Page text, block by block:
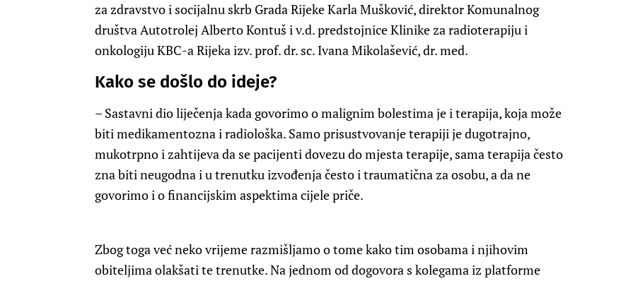
za zdravstvo i socijalnu skrb Grada Rijeke Karla Mušković, direktor Komunalnog
društva Autotrolej Alberto Kontuš i v.d. predstojnice Klinike za radioterapiju i
onkologiju KBC-a Rijeka izv. prof. dr. sc. Ivana Mikolašević, dr. med.
Kako se došlo do ideje?
– Sastavni dio liječenja kada govorimo o malignim bolestima je i terapija, koja može
biti medikamentozna i radiološka. Samo prisustvovanje terapiji je dugotrajno,
mukotrpno i zahtijeva da se pacijenti dovezu do mjesta terapije, sama terapija često
zna biti neugodna i u trenutku izvođenja često i traumatična za osobu, a da ne
govorimo i o financijskim aspektima cijele priče.
Zbog toga već neko vrijeme razmišljamo o tome kako tim osobama i njihovim
obiteljima olakšati te trenutke. Na jednom od dogovora s kolegama iz platforme